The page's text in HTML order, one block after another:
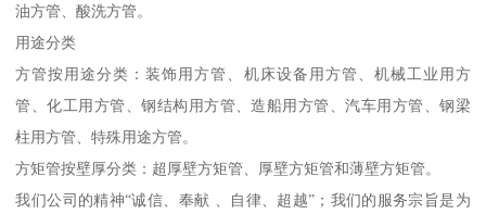
油方管、酸洗方管。
用途分类
方管按用途分类：装饰用方管、机床设备用方管、机械工业用方
管、化工用方管、钢结构用方管、造船用方管、汽车用方管、钢梁
柱用方管、特殊用途方管。
方矩管按壁厚分类：超厚壁方矩管、厚壁方矩管和薄壁方矩管。
我们公司的精神“诚信、奉献 、自律、超越”；我们的服务宗旨是为